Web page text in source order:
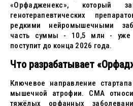
«Орфадженекс», который
генотерапевтических
редкими нейромышечными
часть суммы - 10,5 млн - уже
поступит до конца 2026 года.
Что разрабатывает
Ключевое направление
мышечной атрофии. СМА
тяжёлых орфанных